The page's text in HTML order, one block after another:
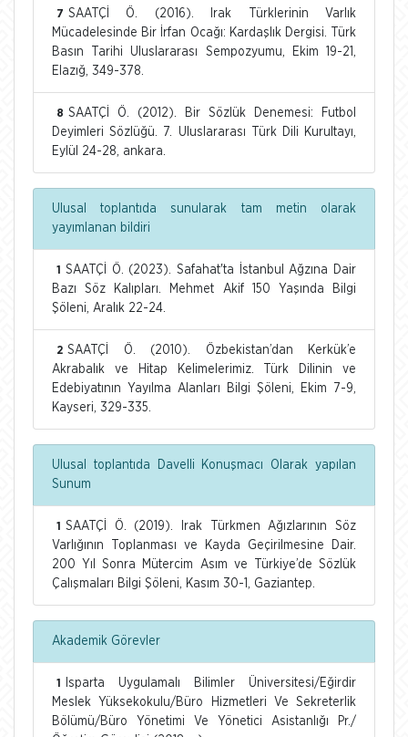
7 SAATÇİ Ö. (2016). Irak Türklerinin Varlık
Mücadelesinde Bir İrfan Ocağı: Kardaşlık Dergisi. Türk
Basın Tarihi Uluslararası Sempozyumu, Ekim 19-21,
Elazığ, 349-378.
8 SAATÇİ Ö. (2012). Bir Sözlük Denemesi: Futbol
Deyimleri Sözlüğü. 7. Uluslararası Türk Dili Kurultayı,
Eylül 24-28, ankara.
Ulusal toplantıda sunularak tam metin olarak
yayımlanan bildiri
1
SAATÇİ Ö. (2023). Safahat'ta İstanbul Ağzına Dair
Bazı Söz Kalıpları. Mehmet Akif 150 Yaşında Bilgi
Şöleni, Aralık 22-24.
2 SAATÇİ Ö. (2010). Özbekistan’dan Kerkük’e
Akrabalık ve Hitap Kelimelerimiz. Türk Dilinin ve
Edebiyatının Yayılma Alanları Bilgi Şöleni, Ekim 7-9,
Kayseri, 329-335.
Ulusal toplantıda Davelli Konuşmacı Olarak yapılan
Sunum
1
SAATÇİ Ö. (2019). Irak Türkmen Ağızlarının Söz
Varlığının Toplanması ve Kayda Geçirilmesine Dair.
200 Yıl Sonra Mütercim Asım ve Türkiye’de Sözlük
Çalışmaları Bilgi Şöleni, Kasım 30-1, Gaziantep.
Akademik Görevler
1
Isparta Uygulamalı Bilimler Üniversitesi/Eğirdir
Meslek Yüksekokulu/Büro Hizmetleri Ve Sekreterlik
Bölümü/Büro Yönetimi Ve Yönetici Asistanlığı Pr./